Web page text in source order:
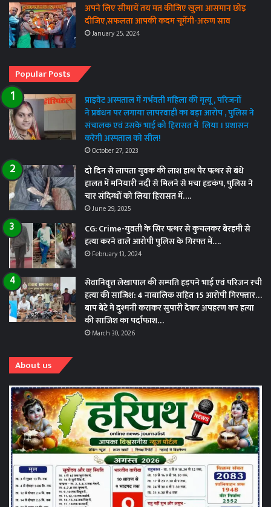
अपने लिए सीमायें तय मत कीजिए खुला आसमान छोड़
दीजिए,सफलता आपकी कदम चूमेंगी-अरुण साव
January 25, 2024
Popular Posts
प्राइवेट अस्पताल में गर्भवती महिला की मृत्यू , परिजनों
ने प्रबंधन पर लगाया लापरवाही का बड़ा आरोप , पुलिस ने
संचालक एवं उसके भाई को हिरासत में लिया । प्रशासन
करेगी अस्पताल को सील!
October 27, 2023
दो दिन से लापता युवक की लाश हाथ पैर पत्थर से बंधे
हालत में मनियारी नदी से मिलने से मचा हड़कंप, पुलिस ने
चार संदिग्धों को लिया हिरासत में….
June 29, 2025
CG: Crime-युवती के सिर पत्थर से कुचलकर बेरहमी से
हत्या करने वाले आरोपी पुलिस के गिरफ्त में….
February 13, 2024
सेवानिवृत्त लेखापाल की सम्पति हड़पने भाई एवं परिजन रची
हत्या की साजिश: 4 नाबालिक सहित 15 आरोपी गिरफ्तार…
बाप बेटे मे दुश्मनी कराकर सुपारी देकर अपहरण कर हत्या
की साजिश का पर्दाफाश…
March 30, 2026
About us